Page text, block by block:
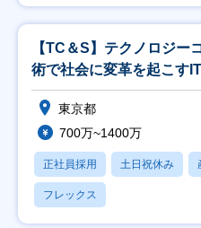
【TC＆S】テクノロジー
術で社会に変革を起こす
東京都
700万~1400万
正社員採用 土日祝休み
フレックス